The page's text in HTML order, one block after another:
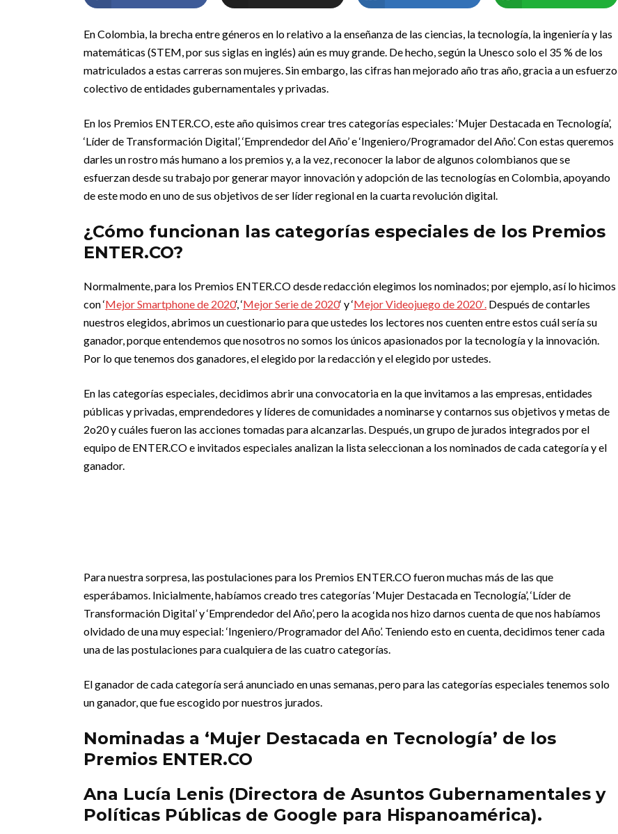
En Colombia, la brecha entre géneros en lo relativo a la enseñanza de las ciencias, la tecnología, la ingeniería y las
matemáticas (STEM, por sus siglas en inglés) aún es muy grande. De hecho, según la Unesco solo el 35 % de los
matriculados a estas carreras son mujeres. Sin embargo, las cifras han mejorado año tras año, gracia a un esfuerzo
colectivo de entidades gubernamentales y privadas.
En los Premios ENTER.CO, este año quisimos crear tres categorías especiales: ‘Mujer Destacada en Tecnología’,
‘Líder de Transformación Digital’, ‘Emprendedor del Año’ e ‘Ingeniero/Programador del Año’. Con estas queremos
darles un rostro más humano a los premios y, a la vez, reconocer la labor de algunos colombianos que se
esfuerzan desde su trabajo por generar mayor innovación y adopción de las tecnologías en Colombia, apoyando
de este modo en uno de sus objetivos de ser líder regional en la cuarta revolución digital.
¿Cómo funcionan las categorías especiales de los Premios
ENTER.CO?
Normalmente, para los Premios ENTER.CO desde redacción elegimos los nominados; por ejemplo, así lo hicimos
con ‘Mejor Smartphone de 2020‘, ‘Mejor Serie de 2020‘ y ‘Mejor Videojuego de 2020′. Después de contarles
nuestros elegidos, abrimos un cuestionario para que ustedes los lectores nos cuenten entre estos cuál sería su
ganador, porque entendemos que nosotros no somos los únicos apasionados por la tecnología y la innovación.
Por lo que tenemos dos ganadores, el elegido por la redacción y el elegido por ustedes.
En las categorías especiales, decidimos abrir una convocatoria en la que invitamos a las empresas, entidades
públicas y privadas, emprendedores y líderes de comunidades a nominarse y contarnos sus objetivos y metas de
2o20 y cuáles fueron las acciones tomadas para alcanzarlas. Después, un grupo de jurados integrados por el
equipo de ENTER.CO e invitados especiales analizan la lista seleccionan a los nominados de cada categoría y el
ganador.
Para nuestra sorpresa, las postulaciones para los Premios ENTER.CO fueron muchas más de las que
esperábamos. Inicialmente, habíamos creado tres categorías ‘Mujer Destacada en Tecnología’, ‘Líder de
Transformación Digital’ y ‘Emprendedor del Año’, pero la acogida nos hizo darnos cuenta de que nos habíamos
olvidado de una muy especial: ‘Ingeniero/Programador del Año’. Teniendo esto en cuenta, decidimos tener cada
una de las postulaciones para cualquiera de las cuatro categorías.
El ganador de cada categoría será anunciado en unas semanas, pero para las categorías especiales tenemos solo
un ganador, que fue escogido por nuestros jurados.
Nominadas a ‘Mujer Destacada en Tecnología’ de los
Premios ENTER.CO
Ana Lucía Lenis (Directora de Asuntos Gubernamentales y
Políticas Públicas de Google para Hispanoamérica).